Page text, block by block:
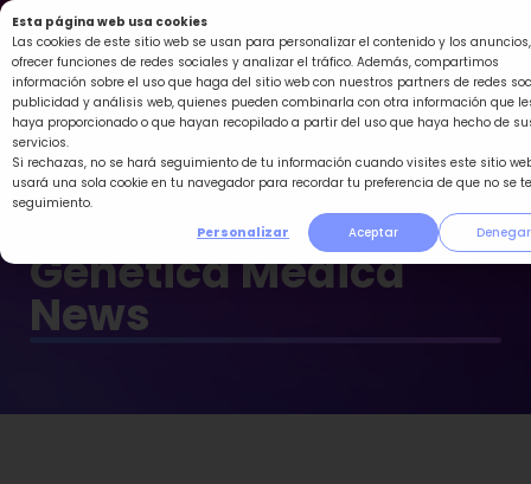
Esta página web usa cookies
Las cookies de este sitio web se usan para personalizar el contenido y los anuncios,
ofrecer funciones de redes sociales y analizar el tráfico. Además, compartimos
información sobre el uso que haga del sitio web con nuestros partners de redes
publicidad y análisis web, quienes pueden combinarla con otra información que
haya proporcionado o que hayan recopilado a partir del uso que haya hecho de
servicios.
Si rechazas, no se hará seguimiento de tu información cuando visites este sitio
usará una sola cookie en tu navegador para recordar tu preferencia de que no se
seguimiento.
Personalizar
Aceptar Denegar
Ir
al
contenido
Genética Médica
News